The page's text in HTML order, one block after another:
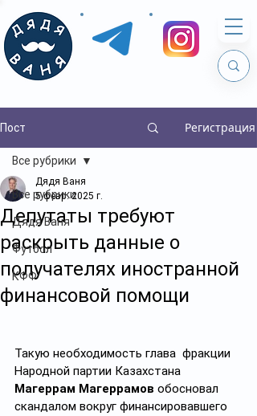
Пост Регистрация
Все рубрики
Дядя Ваня
Футбол
КФФ
Все рубрики
Депутаты требуют
раскрыть данные о
получателях иностранной
финансовой помощи
Дядя Ваня
5 февр. 2025 г.
Такую необходимость глава  фракции
Народной партии Казахстана
Магеррам Магеррамов обосновал
скандалом вокруг финансировавшего